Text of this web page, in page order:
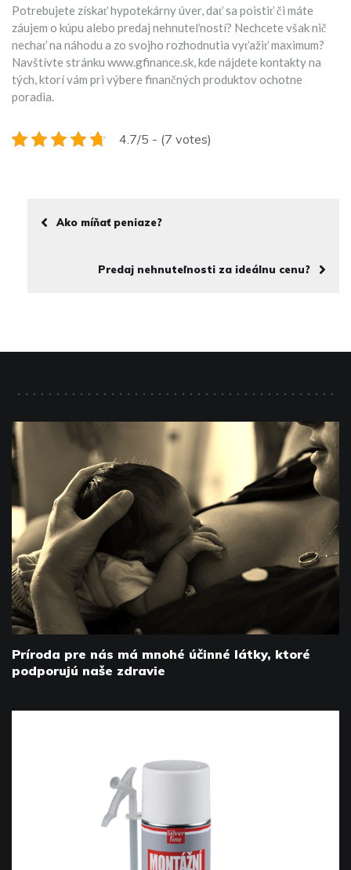
Potrebujete získať hypotekárny úver, dať sa poistiť či máte
záujem o kúpu alebo predaj nehnuteľností? Nechcete však nič
nechať na náhodu a zo svojho rozhodnutia vyťažiť maximum?
Navštívte stránku www.gfinance.sk, kde nájdete kontakty na
tých, ktorí vám pri výbere finančných produktov ochotne
poradia.
4.7/5 - (7 votes)
Ako míňať peniaze?
Predaj nehnuteľnosti za ideálnu cenu?
Príroda pre nás má mnohé účinné látky, ktoré
podporujú naše zdravie